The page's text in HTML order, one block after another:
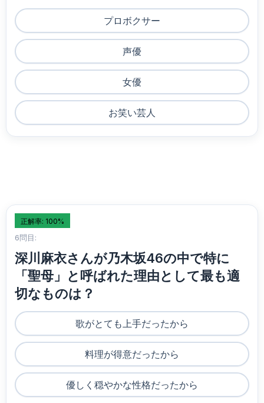
プロボクサー
声優
女優
お笑い芸人
正解率: 100%
6問目:
深川麻衣さんが乃木坂46の中で特に
「聖母」と呼ばれた理由として最も適
切なものは？
歌がとても上手だったから
料理が得意だったから
優しく穏やかな性格だったから